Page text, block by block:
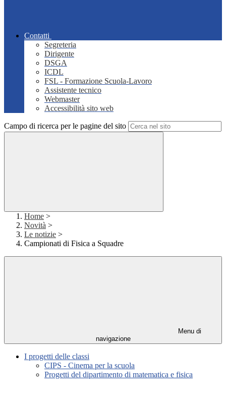
Contatti
Segreteria
Dirigente
DSGA
ICDL
FSL - Formazione Scuola-Lavoro
Assistente tecnico
Webmaster
Accessibilità sito web
Campo di ricerca per le pagine del sito
Home >
Novità >
Le notizie >
Campionati di Fisica a Squadre
Menu di
navigazione
I progetti delle classi
CIPS - Cinema per la scuola
Progetti del dipartimento di matematica e fisica